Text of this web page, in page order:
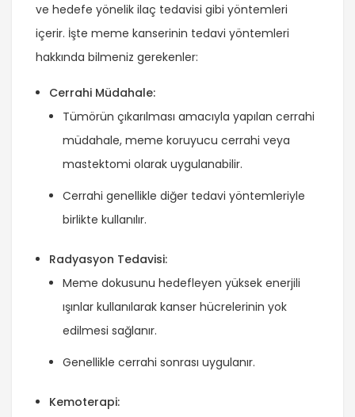
ve hedefe yönelik ilaç tedavisi gibi yöntemleri
içerir. İşte meme kanserinin tedavi yöntemleri
hakkında bilmeniz gerekenler:
Cerrahi Müdahale:
Tümörün çıkarılması amacıyla yapılan cerrahi
müdahale, meme koruyucu cerrahi veya
mastektomi olarak uygulanabilir.
Cerrahi genellikle diğer tedavi yöntemleriyle
birlikte kullanılır.
Radyasyon Tedavisi:
Meme dokusunu hedefleyen yüksek enerjili
ışınlar kullanılarak kanser hücrelerinin yok
edilmesi sağlanır.
Genellikle cerrahi sonrası uygulanır.
Kemoterapi: